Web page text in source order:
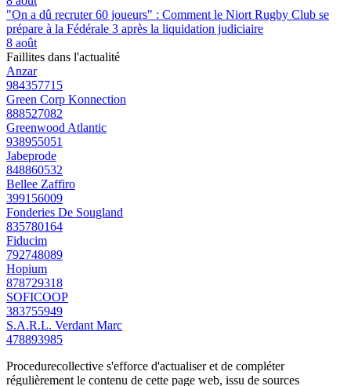
"On a dû recruter 60 joueurs" : Comment le Niort Rugby Club se
prépare à la Fédérale 3 après la liquidation judiciaire
8 août
Faillites dans l'actualité
Anzar
984357715
Green Corp Konnection
888527082
Greenwood Atlantic
938955051
Jabeprode
848860532
Bellee Zaffiro
399156009
Fonderies De Sougland
835780164
Fiducim
792748089
Hopium
878729318
SOFICOOP
383755949
S.A.R.L. Verdant Marc
478893985
Procedurecollective s'efforce d'actualiser et de compléter
régulièrement le contenu de cette page web, issu de sources